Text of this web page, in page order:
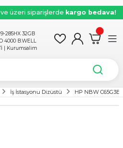
ve üzeri siparişlerde kargo bedava!
İş İstasyonu Dizüstü HP NBW